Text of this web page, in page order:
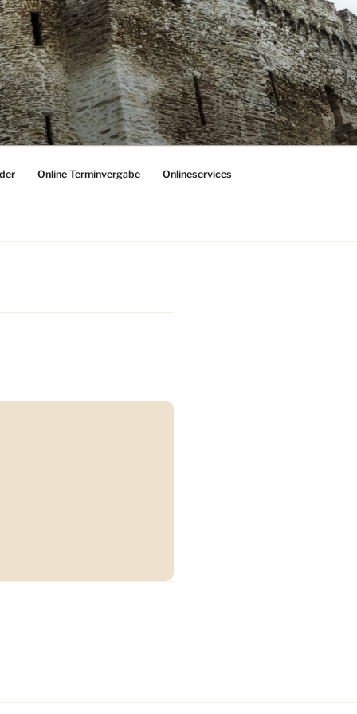
Online Terminvergabe Onlineservices